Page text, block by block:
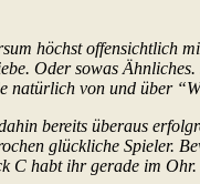
höchst offensichtlich
Oder sowas
natürlich von und über
bereits überaus
glückliche Spieler.
habt ihr gerade im